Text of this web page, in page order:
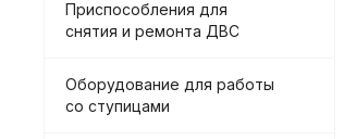
Приспособления для
снятия и ремонта ДВС
Оборудование для работы
со ступицами